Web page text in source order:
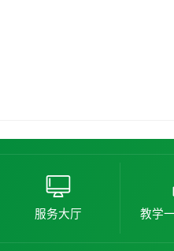
服务大厅 教学